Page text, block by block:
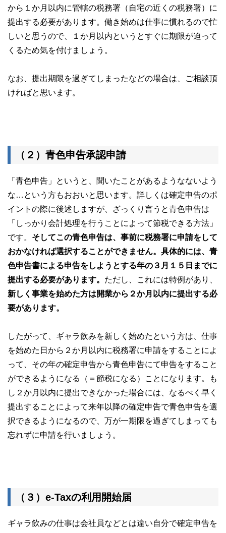
から１か月以内に管轄の税務署（自宅の近くの税務署）に
提出する必要があります。働き始めは仕事に慣れるので忙
しいと思うので、１か月以内というとすぐに期限が迫って
くるため気を付けましょう。
なお、提出期限を過ぎてしまったなどの場合は、ご相談頂
ければと思います。
（２）青色申告承認申請
「青色申告」というと、聞いたことがあるようなないよう
な…という方もおおいと思います。詳しくは確定申告のポ
イントの際に後述しますが、ざっくり言うと青色申告は
「しっかり会計処理を行うことによって節税できる方法」
です。 そしてこの青色申告は、事前に税務署に申請をして
おかなければ選択することができません。具体的には、青
色申告書による申告をしようとする年の３月１５日までに
提出する必要があります。 ただし、これには特例があり、
新しく事業を始めた方は開業から２か月以内に提出する必
要があります。
したがって、ギャラ飲みを新しく始めたという方は、仕事
を始めた日から２か月以内に税務署に申請をすることによ
って、その年の確定申告から青色申告にて申告をすること
ができるようになる（＝節税になる）ことになります。も
し２か月以内に提出できなかった場合には、なるべく早く
提出することによって来年以降の確定申告で青色申告を選
択できるようになるので、万が一期限を過ぎてしまっても
忘れずに申請を行いましょう。
（３） e-Taxの利用開始届
ギャラ飲みの仕事は会社員などとは違い自分で確定申告を